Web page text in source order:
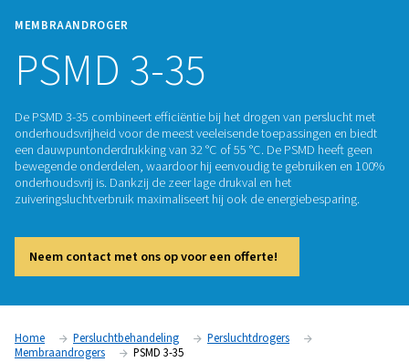
MEMBRAANDROGER
PSMD 3-35
De PSMD 3-35 combineert efficiëntie bij het drogen van
een dauwpuntonderdrukking van 32 °C of 55 °C. De PSMD
bewegende onderdelen, waardoor hij eenvoudig te
onderhoudsvrij is. Dankzij de zeer lage drukval en het